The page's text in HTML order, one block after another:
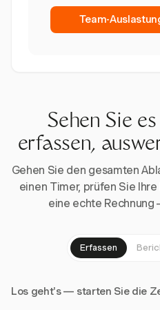
Team-
Sehen Sie
erfassen,
Gehen Sie den gesamten
einen Timer, prüfen Sie
eine echte Rechnung
Erfassen
Los geht's — starten Sie die